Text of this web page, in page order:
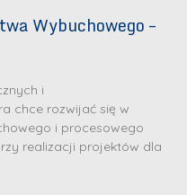
Wybuchowego –
i
chce rozwijać się w
i procesowego
realizacji projektów dla